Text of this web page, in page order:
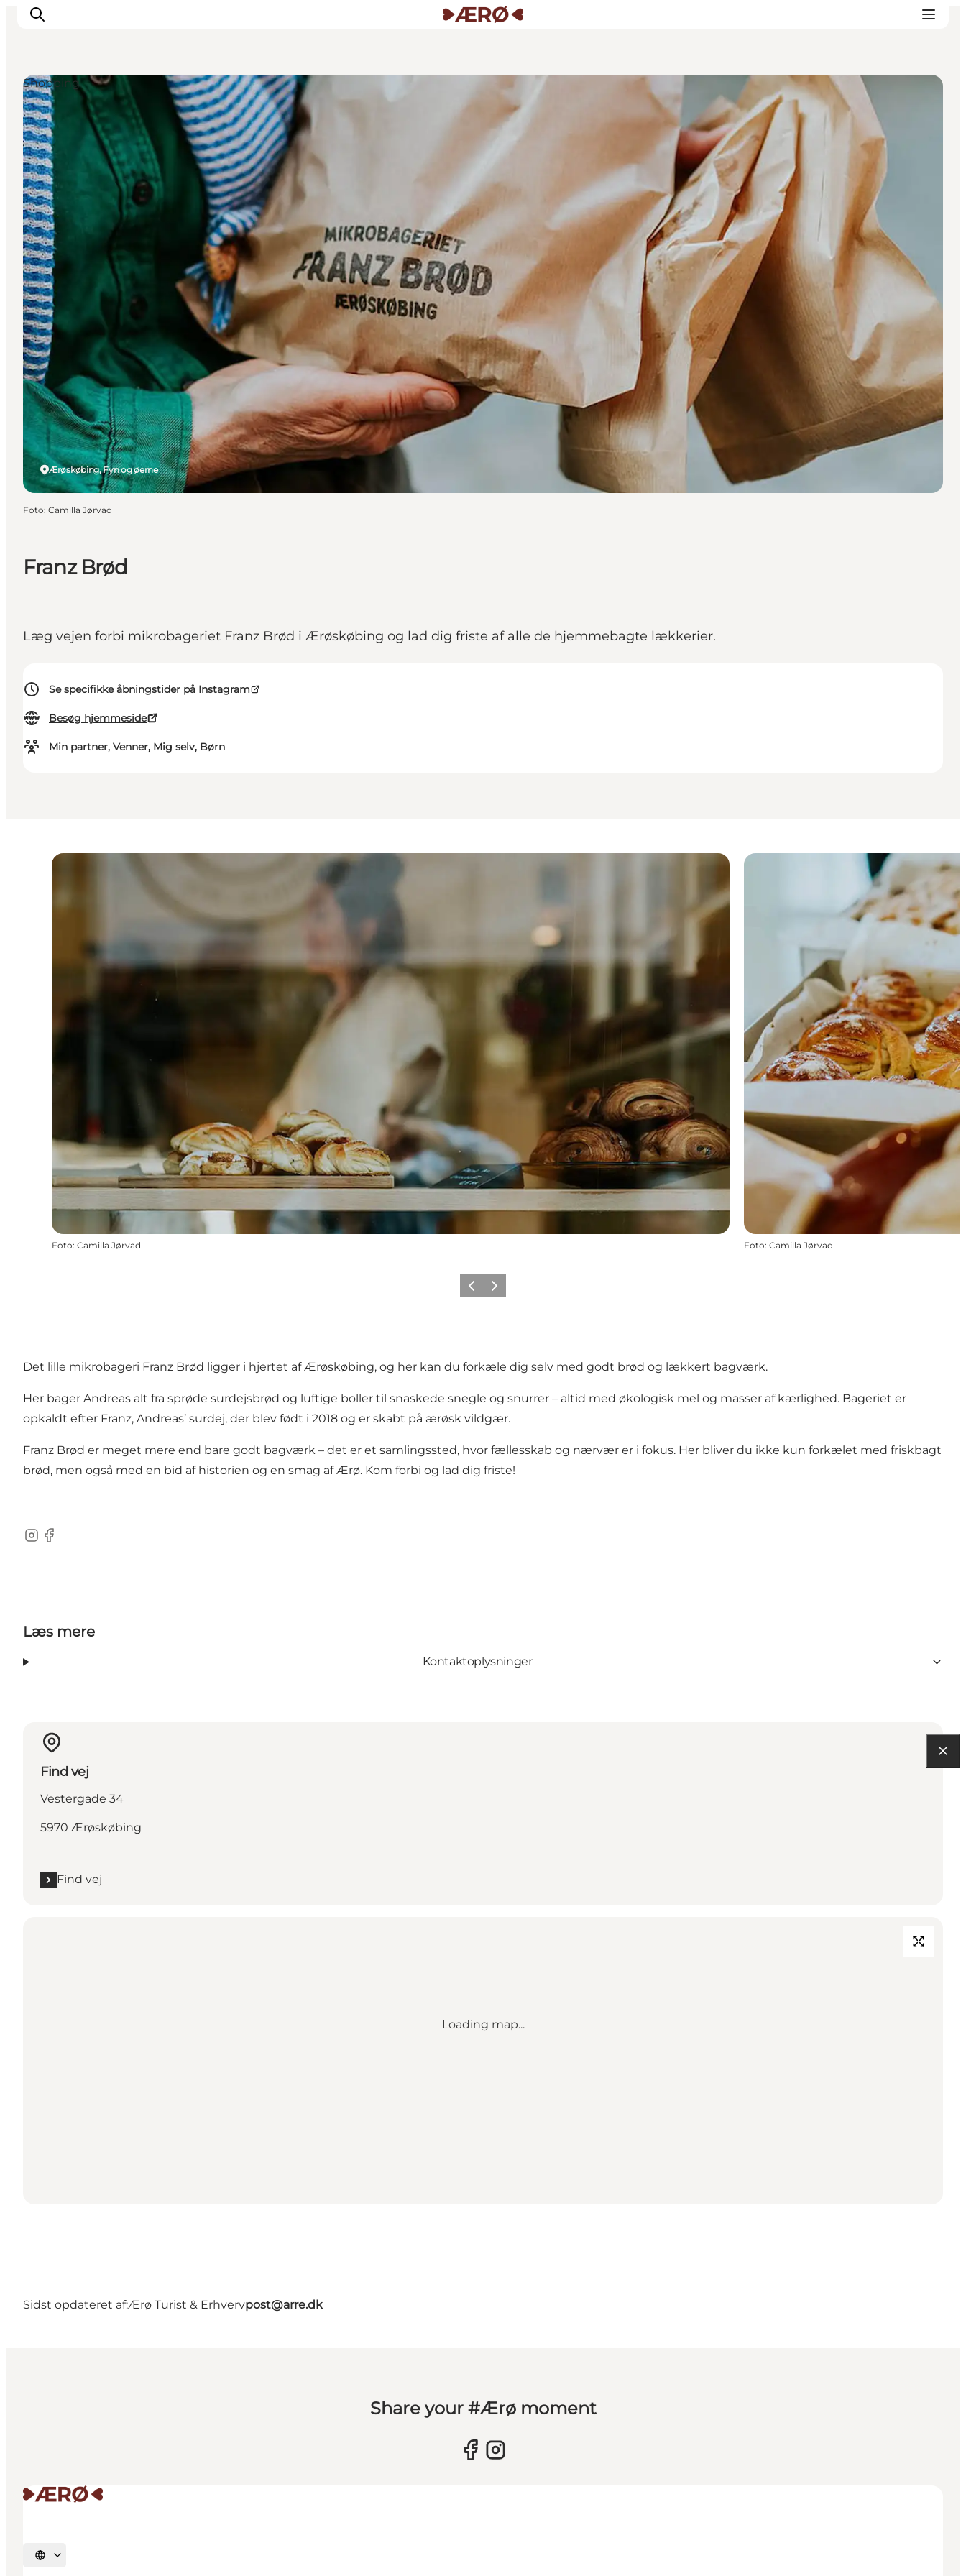
Overnatning
Spisesteder
Oplevelser
Events
Planlæg ferien
Franz Brød
Læg vejen forbi mikrobageriet Franz Brød i Ærøskøbing og lad dig friste af alle de hjemmebagte lækkerier.
Se specifikke åbningstider på Instagram
Besøg hjemmeside
Min partner, Venner, Mig selv, Børn
Ærøskøbing, Fyn og øerne
Shopping
Foto: Camilla Jørvad
Foto: Camilla Jørvad Foto: Camilla Jørvad
ForrigeNæste
Det lille mikrobageri Franz Brød ligger i hjertet af Ærøskøbing, og her kan du forkæle dig selv med godt brød og lækkert bagværk.
Her bager Andreas alt fra sprøde surdejsbrød og luftige boller til snaskede snegle og snurrer – altid med økologisk mel og masser af kærlighed. Bageriet er
opkaldt efter Franz, Andreas’ surdej, der blev født i 2018 og er skabt på ærøsk vildgær.
Franz Brød er meget mere end bare godt bagværk – det er et samlingssted, hvor fællesskab og nærvær er i fokus. Her bliver du ikke kun forkælet med friskbagt
brød, men også med en bid af historien og en smag af Ærø. Kom forbi og lad dig friste!
Instagram
Facebook
Læs mere
Kontaktoplysninger
Find vej
Vestergade 34
5970 Ærøskøbing
Find vej
Loading map...
Sidst opdateret af:Ærø Turist & Erhvervpost@arre.dk
Share your #Ærø moment
Vælg sprog